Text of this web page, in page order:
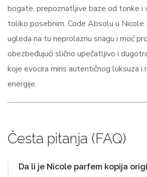
bogate, prepoznatljive baze od tonke i
toliko posebnim. Code Absolu u
ugleda na tu neprolaznu snagu i moć
obezbeđujući slično upečatljivo i
koje evocira miris autentičnog luksuza i
energije.
Česta pitanja (FAQ)
Da li je Nicole parfem kopija